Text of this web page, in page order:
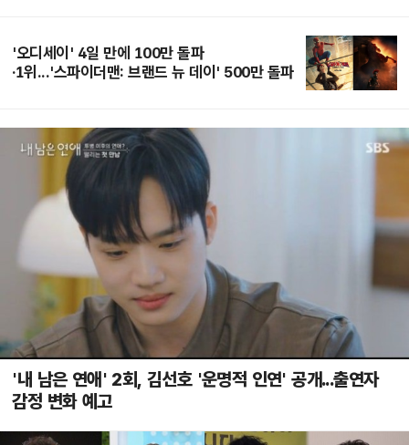
'오디세이' 4일 만에 100만 돌파
·1위...'스파이더맨: 브랜드 뉴 데이' 500만 돌파
'내 남은 연애' 2회, 김선호 '운명적 인연' 공개...출연자
감정 변화 예고